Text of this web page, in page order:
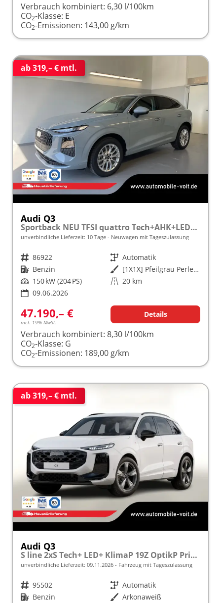
Verbrauch kombiniert: 6,30 l/100km
CO2-Klasse: E
CO2-Emissionen: 143,00 g/km
ab 319,– € mtl.
Audi Q3
Sportback NEU TFSI quattro Tech+AHK+LEDPlus+ACC+Kamera+Alu18+Volllack
unverbindliche Lieferzeit: 10 Tage Neuwagen mit Tageszulassung
Fahrzeugnr. 86922 Getriebe Automatik
Kraftstoff Benzin Außenfarbe
[1X1X] Pfeilgrau Perleffekt
Leistung 150 kW (204 PS) Kilometerstand 20 km
09.06.2026
47.190,– €
incl. 19% MwSt.
Details
Verbrauch kombiniert: 8,30 l/100km
CO2-Klasse: G
CO2-Emissionen: 189,00 g/km
ab 319,– € mtl.
Audi Q3
S line 2xS Tech+ LED+ KlimaP 19Z OptikP PrivG
unverbindliche Lieferzeit: 09.11.2026 Fahrzeug mit Tageszulassung
Fahrzeugnr. 95502 Getriebe Automatik
Kraftstoff Benzin Außenfarbe Arkonaweiß